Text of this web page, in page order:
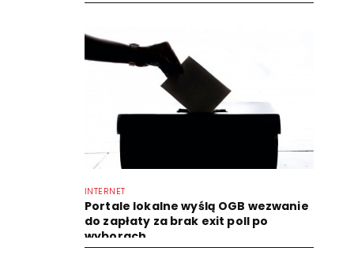
INTERNET
Portale lokalne wyślą OGB wezwanie
do zapłaty za brak exit poll po
wyborach